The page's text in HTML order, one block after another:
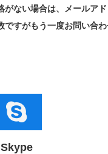
ない場合は、メールア
すがもう一度お問い合
Skype